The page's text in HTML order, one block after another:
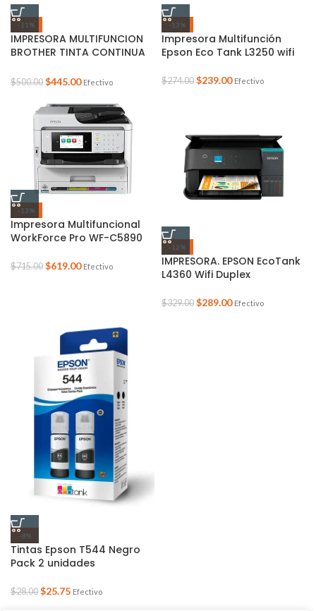
-11%
IMPRESORA MULTIFUNCION
BROTHER TINTA CONTINUA
$500.00 $445.00 Efectivo
-13%
Impresora Multifunción
Epson Eco Tank L3250 wifi
$274.00 $239.00 Efectivo
-13%
Impresora Multifuncional
WorkForce Pro WF-C5890
$715.00 $619.00 Efectivo
-12%
IMPRESORA. EPSON EcoTank
L4360 Wifi Duplex
$329.00 $289.00 Efectivo
-8%
Tintas Epson T544 Negro
Pack 2 unidades
$28.00 $25.75 Efectivo